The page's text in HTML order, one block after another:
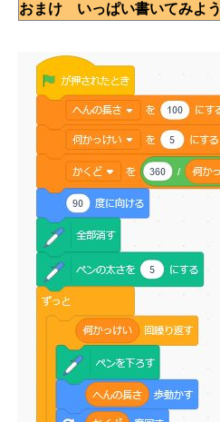
おまけ いっぱい書いてみよう